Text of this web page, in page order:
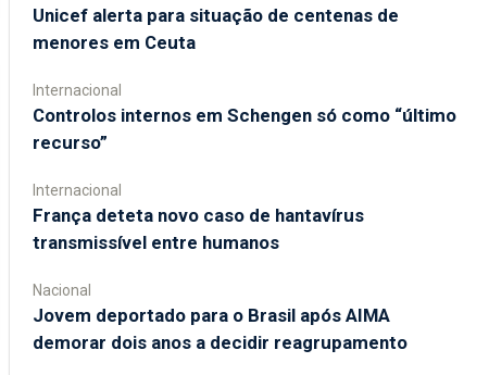
Unicef alerta para situação de centenas de
menores em Ceuta
Internacional
Controlos internos em Schengen só como “último
recurso”
Internacional
França deteta novo caso de hantavírus
transmissível entre humanos
Nacional
Jovem deportado para o Brasil após AIMA
demorar dois anos a decidir reagrupamento